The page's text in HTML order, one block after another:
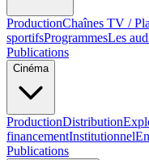
ProductionChaînes TV /
sportifsProgrammesLes
Publications
Cinéma
ProductionDistribution
financementInstitutionnel
Publications